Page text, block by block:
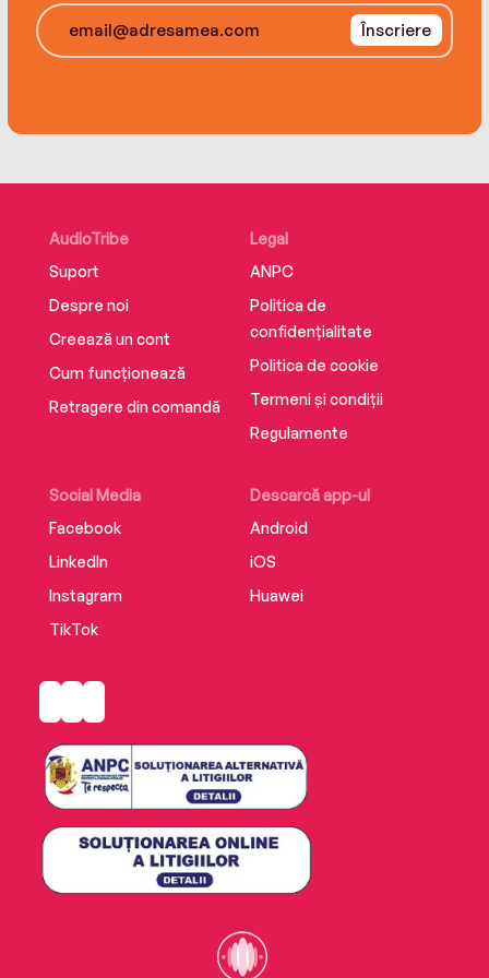
Înscriere
AudioTribe
Suport
Despre noi
Creează un cont
Cum funcționează
Retragere din comandă
Social Media
Facebook
LinkedIn
Instagram
TikTok
Descarcă app-ul
Android
iOS
Huawei
Legal
ANPC
Politica de
confidențialitate
Politica de cookie
Termeni și condiții
Regulamente